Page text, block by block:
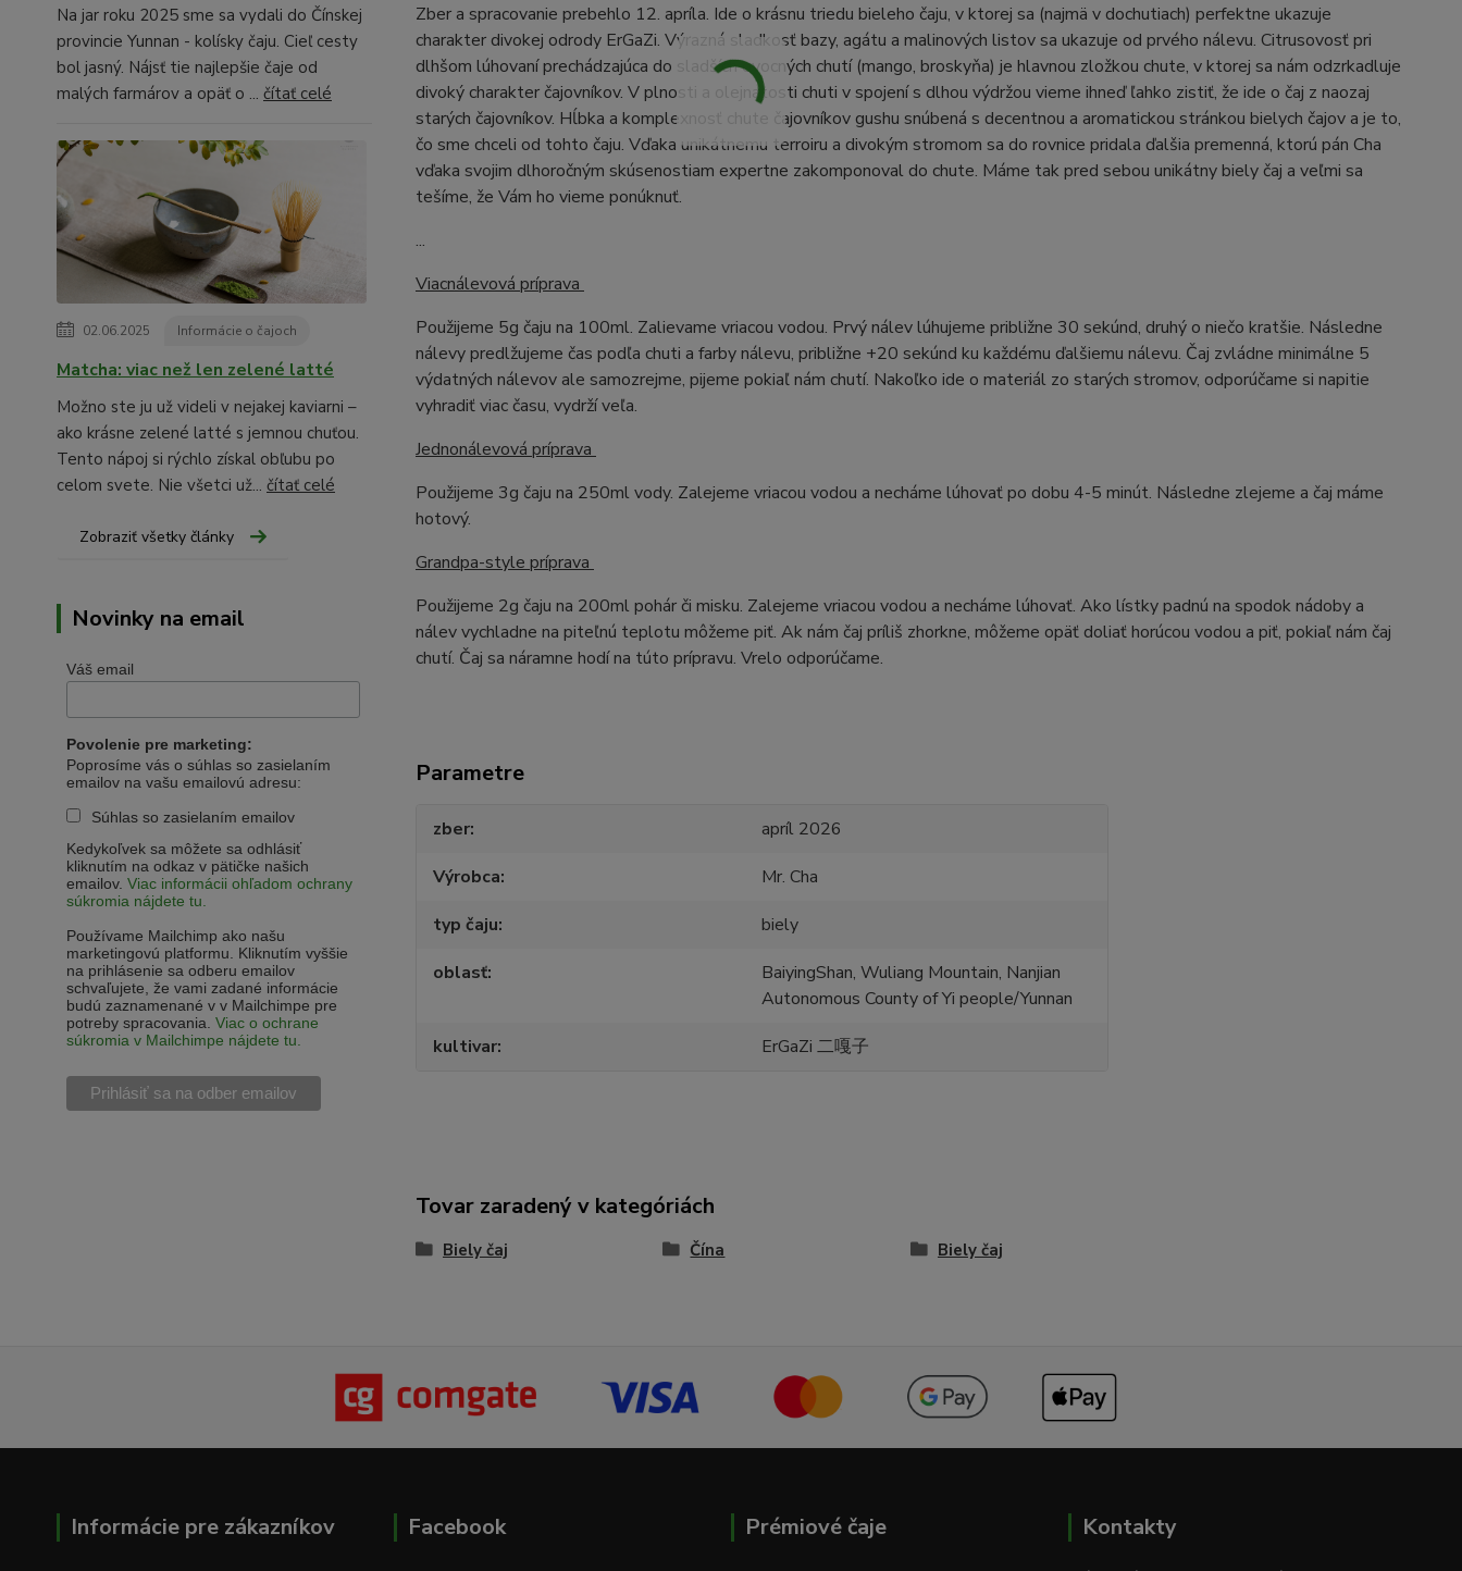
Na jar roku 2025 sme sa vydali do Čínskej
provincie Yunnan - kolísky čaju. Cieľ cesty
bol jasný. Nájsť tie najlepšie čaje od
malých farmárov a opäť o ... čítať celé
02.06.2025 Informácie o čajoch
Matcha: viac než len zelené latté
Možno ste ju už videli v nejakej kaviarni –
ako krásne zelené latté s jemnou chuťou.
Tento nápoj si rýchlo získal obľubu po
celom svete. Nie všetci už... čítať celé
Zobraziť všetky články
Novinky na email
Váš email
Povolenie pre marketing:
Poprosíme vás o súhlas so zasielaním
emailov na vašu emailovú adresu:
Súhlas so zasielaním emailov
Kedykoľvek sa môžete sa odhlásiť
kliknutím na odkaz v pätičke našich
emailov. Viac informácii ohľadom ochrany
súkromia nájdete tu.
Používame Mailchimp ako našu
marketingovú platformu. Kliknutím vyššie
na prihlásenie sa odberu emailov
schvaľujete, že vami zadané informácie
budú zaznamenané v v Mailchimpe pre
potreby spracovania. Viac o ochrane
súkromia v Mailchimpe nájdete tu.
Zber a spracovanie prebehlo 12. apríla. Ide o krásnu triedu bieleho čaju, v ktorej sa (najmä v dochutiach) perfektne ukazuje
charakter divokej odrody ErGaZi. Výrazná sladkosť bazy, agátu a malinových listov sa ukazuje od prvého nálevu. Citrusovosť pri
dlhšom lúhovaní prechádzajúca do sladších ovocných chutí (mango, broskyňa) je hlavnou zložkou chute, v ktorej sa nám odzrkadluje
divoký charakter čajovníkov. V plnosti a olejnatosti chuti v spojení s dlhou výdržou vieme ihneď ľahko zistiť, že ide o čaj z naozaj
starých čajovníkov. Hĺbka a komplexnosť chute čajovníkov gushu snúbená s decentnou a aromatickou stránkou bielych čajov a je to,
čo sme chceli od tohto čaju. Vďaka unikátnemu terroiru a divokým stromom sa do rovnice pridala ďalšia premenná, ktorú pán Cha
vďaka svojim dlhoročným skúsenostiam expertne zakomponoval do chute. Máme tak pred sebou unikátny biely čaj a veľmi sa
tešíme, že Vám ho vieme ponúknuť.
...
Viacnálevová príprava
Použijeme 5g čaju na 100ml. Zalievame vriacou vodou. Prvý nálev lúhujeme približne 30 sekúnd, druhý o niečo kratšie. Následne
nálevy predlžujeme čas podľa chuti a farby nálevu, približne +20 sekúnd ku každému ďalšiemu nálevu. Čaj zvládne minimálne 5
výdatných nálevov ale samozrejme, pijeme pokiaľ nám chutí. Nakoľko ide o materiál zo starých stromov, odporúčame si napitie
vyhradiť viac času, vydrží veľa.
Jednonálevová príprava
Použijeme 3g čaju na 250ml vody. Zalejeme vriacou vodou a necháme lúhovať po dobu 4-5 minút. Následne zlejeme a čaj máme
hotový.
Grandpa-style príprava
Použijeme 2g čaju na 200ml pohár či misku. Zalejeme vriacou vodou a necháme lúhovať. Ako lístky padnú na spodok nádoby a
nálev vychladne na piteľnú teplotu môžeme piť. Ak nám čaj príliš zhorkne, môžeme opäť doliať horúcou vodou a piť, pokiaľ nám čaj
chutí. Čaj sa náramne hodí na túto prípravu. Vrelo odporúčame.
Parametre
zber
apríl 2026
Výrobca
Mr. Cha
typ čaju
biely
oblasť
BaiyingShan, Wuliang Mountain, Nanjian
Autonomous County of Yi people/Yunnan
kultivar
ErGaZi 二嘎子
Tovar zaradený v kategóriách
Biely čaj Čína Biely čaj
Informácie pre zákazníkov Facebook Prémiové čaje Kontakty